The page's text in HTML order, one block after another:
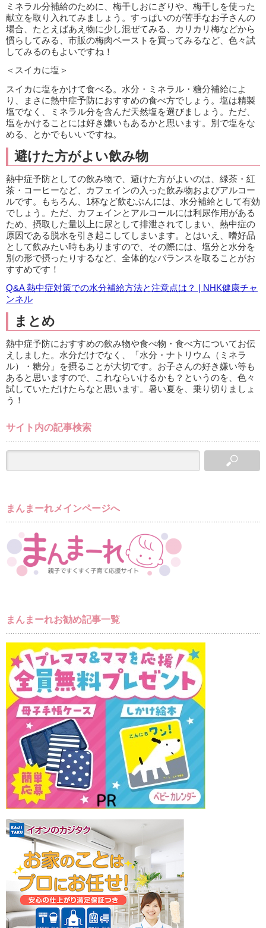
ミネラル分補給のために、梅干しおにぎりや、梅干しを使った
献立を取り入れてみましょう。すっぱいのが苦手なお子さんの
場合、たとえばあえ物に少し混ぜてみる、カリカリ梅などから
慣らしてみる、市販の梅肉ペーストを買ってみるなど、色々試
してみるのもよいですね！
＜スイカに塩＞
スイカに塩をかけて食べる。水分・ミネラル・糖分補給によ
り、まさに熱中症予防におすすめの食べ方でしょう。塩は精製
塩でなく、ミネラル分を含んだ天然塩を選びましょう。ただ、
塩をかけることには好き嫌いもあるかと思います。別で塩をな
める、とかでもいいですね。
避けた方がよい飲み物
熱中症予防としての飲み物で、避けた方がよいのは、緑茶・紅
茶・コーヒーなど、カフェインの入った飲み物およびアルコー
ルです。もちろん、1杯など飲むぶんには、水分補給として有効
でしょう。ただ、カフェインとアルコールには利尿作用がある
ため、摂取した量以上に尿として排泄されてしまい、熱中症の
原因である脱水を引き起こしてしまいます。とはいえ、嗜好品
として飲みたい時もありますので、その際には、塩分と水分を
別の形で摂ったりするなど、全体的なバランスを取ることがお
すすめです！
Q&A 熱中症対策での水分補給方法と注意点は？ | NHK健康チャ
ンネル
まとめ
熱中症予防におすすめの飲み物や食べ物・食べ方についてお伝
えしました。水分だけでなく、「水分・ナトリウム（ミネラ
ル）・糖分」を摂ることが大切です。お子さんの好き嫌い等も
あると思いますので、これならいけるかも？というのを、色々
試していただけたらなと思います。暑い夏を、乗り切りましょ
う！
サイト内の記事検索
まんまーれメインページへ
まんまーれお勧め記事一覧